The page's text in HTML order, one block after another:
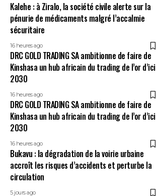
Kalehe : à Ziralo, la société civile alerte sur la
pénurie de médicaments malgré l’accalmie
sécuritaire
16 heures ago
DRC GOLD TRADING SA ambitionne de faire de
Kinshasa un hub africain du trading de l’or d’ici
2030
16 heures ago
DRC GOLD TRADING SA ambitionne de faire de
Kinshasa un hub africain du trading de l’or d’ici
2030
16 heures ago
Bukavu : la dégradation de la voirie urbaine
accroît les risques d’accidents et perturbe la
circulation
5 jours ago